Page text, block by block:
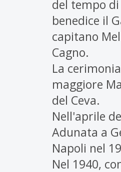
del tempo
benedice il
capitano
Cagno.
La
maggiore
del Ceva.
Nell'aprile
Adunata a
Napoli nel
Nel 1940,